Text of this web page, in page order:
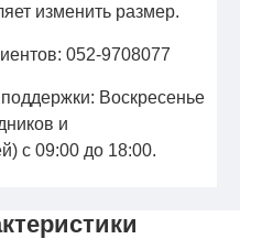
изменить размер.
052-9708077
Воскресенье
и
с 09:00 до 18:00.